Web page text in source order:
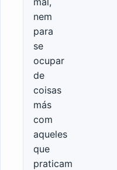
nem
para
se
ocupar
de
coisas
más
com
aqueles
que
praticam